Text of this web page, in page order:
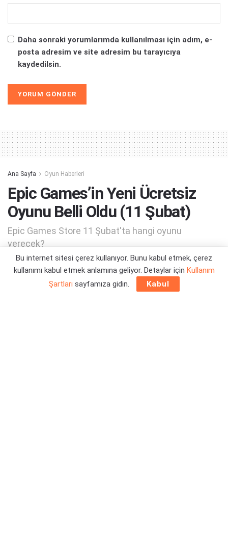
Daha sonraki yorumlarımda kullanılması için adım, e-
posta adresim ve site adresim bu tarayıcıya
kaydedilsin.
Ana Sayfa Oyun Haberleri
Epic Games’in Yeni Ücretsiz
Oyunu Belli Oldu (11 Şubat)
Epic Games Store 11 Şubat'ta hangi oyunu
verecek?
Yazar: Berk Demirci 15/05/2021 18:23
Bu internet sitesi çerez kullanıyor. Bunu kabul etmek, çerez
kullanımı kabul etmek anlamına geliyor. Detaylar için Kullanım
Şartları sayfamıza gidin. Kabul